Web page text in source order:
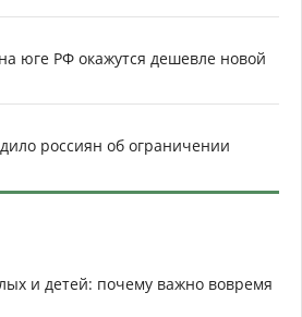
юге РФ окажутся дешевле новой
россиян об ограничении
и детей: почему важно вовремя